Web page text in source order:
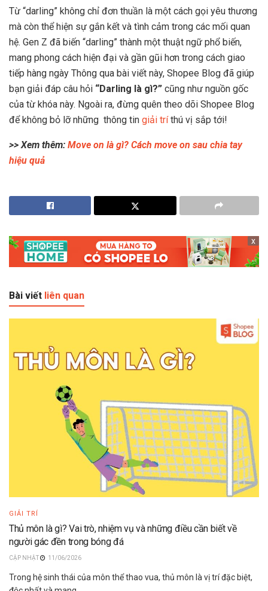
Từ “darling” không chỉ đơn thuần là một cách gọi yêu thương
mà còn thể hiện sự gắn kết và tình cảm trong các mối quan
hệ. Gen Z đã biến “darling” thành một thuật ngữ phổ biến,
mang phong cách hiện đại và gần gũi hơn trong cách giao
tiếp hàng ngày Thông qua bài viết này, Shopee Blog đã giúp
bạn giải đáp câu hỏi “Darling là gì?” cũng như nguồn gốc
của từ khóa này. Ngoài ra, đừng quên theo dõi Shopee Blog
để không bỏ lỡ những thông tin giải tríthú vị sắp tới!
>> Xem thêm: Move on là gì? Cách move on sau chia tay
hiệu quả
x
Bài viết liên quan
GIẢI TRÍ
Thủ môn là gì? Vai trò, nhiệm vụ và những điều cần biết về
người gác đền trong bóng đá
11/06/2026
Trong hệ sinh thái của môn thể thao vua, thủ môn là vị trí đặc biệt,